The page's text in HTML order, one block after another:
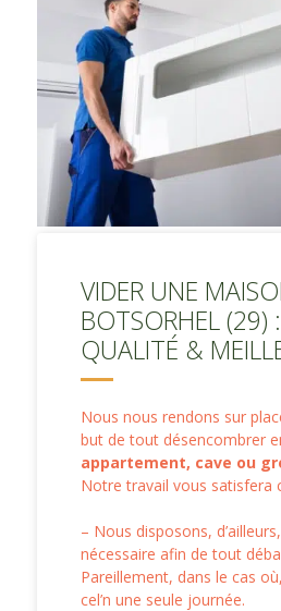
VIDER UNE
BOTSORHEL (29) :
QUALITÉ &
Nous nous rendons sur
but de tout désencombrer
appartement, cave ou
Notre travail vous satisfera
– Nous disposons,
nécessaire afin de tout
Pareillement, dans le cas
cel’n une seule journée.